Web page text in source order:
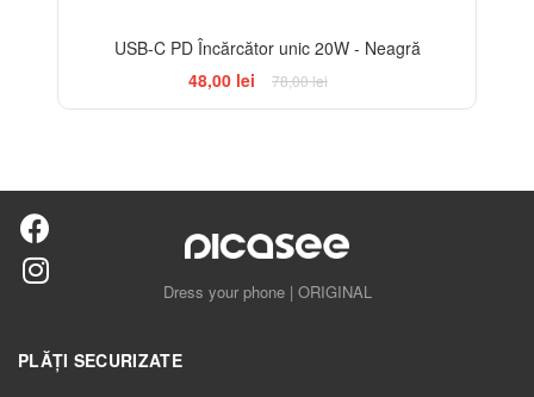
USB-C PD Încărcător unic 20W - Neagră
48,00 lei
78,00 lei
Dress your phone | ORIGINAL
PLĂȚI SECURIZATE